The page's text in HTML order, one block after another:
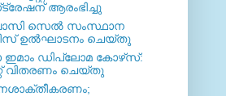
ആരംഭിച്ചു
സെല്‍ സംസ്ഥാന
ഉല്‍ഘാടനം ചെയ്തു
ഡിപ്ലോമ കോഴ്‌സ്:
വിതരണം ചെയ്തു